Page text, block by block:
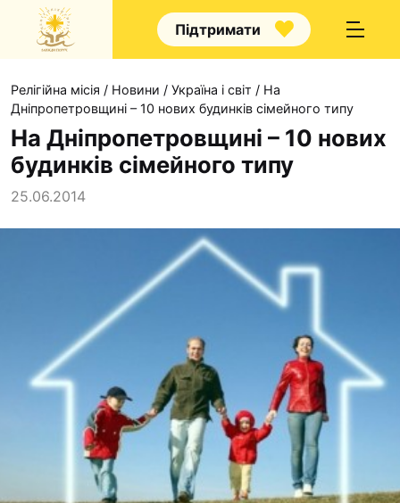
Підтримати
Про нас
Наші напрямки
Наш покровитель
Контакти
Проекти
Футбольна
Кулінарний гурток
Іконописна школа
“Капеланчики”
Релігійна місія / Новини / Україна і світ / На
Дніпропетровщині – 10 нових будинків сімейного типу
На Дніпропетровщині – 10 нових
будинків сімейного типу
25.06.2014